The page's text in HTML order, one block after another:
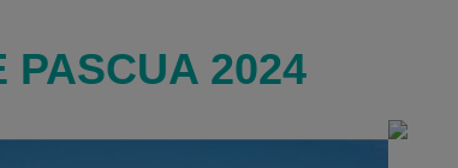
PASCUA 2024